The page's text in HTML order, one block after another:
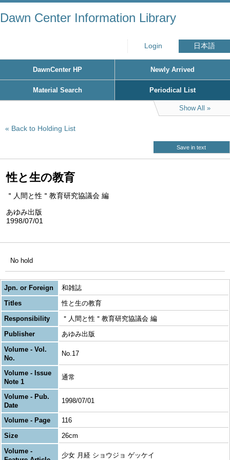
Dawn Center Information Library
Login 日本語
DawnCenter HP Newly Arrived
Material Search Periodical List
Show All
Back to Holding List
Save in text
性と生の教育
＂人間と性＂教育研究協議会 編
あゆみ出版
1998/07/01
No hold
Jpn. or Foreign
和雑誌
Titles
性と生の教育
Responsibility
＂人間と性＂教育研究協議会 編
Publisher
あゆみ出版
Volume - Vol.
No.
No.17
Volume - Issue
Note 1
通常
Volume - Pub.
Date
1998/07/01
Volume - Page
116
Size
26cm
Volume -
少女 月経 ショウジョ ゲッケイ